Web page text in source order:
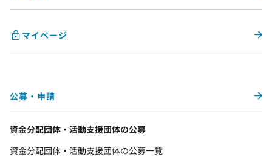
マイページ
公募・申請
資金分配団体・活動支援団体の公募
資金分配団体・活動支援団体の公募一覧